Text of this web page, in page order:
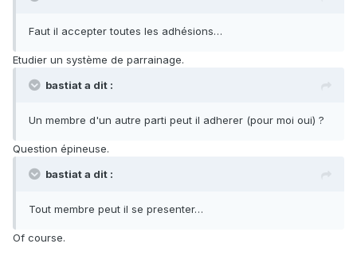
Faut il accepter toutes les adhésions…
Etudier un système de parrainage.
bastiat a dit :
Un membre d'un autre parti peut il adherer (pour moi oui) ?
Question épineuse.
bastiat a dit :
Tout membre peut il se presenter…
Of course.